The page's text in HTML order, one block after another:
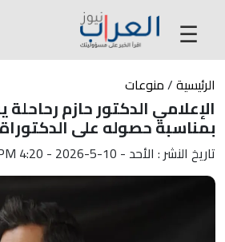
عن العراب ☰
الرئيسية/منوعات
الإعلامي الدكتور حازم
بمناسبة حصوله على
تاريخ النشر : الأحد - 10-5-2026 - 4:20 PM